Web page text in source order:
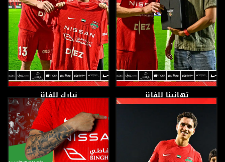
تهانينا للفائز نبارك للفائز
30 أبريل، 2026